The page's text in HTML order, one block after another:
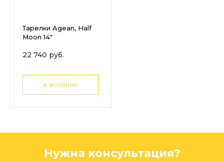
Тарелки Agean, Half
Moon 14"
22 740 руб.
В КОРЗИНУ
Нужна консультация?